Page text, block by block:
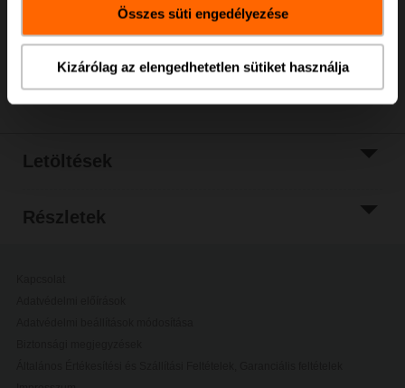
Összes süti engedélyezése
Kizárólag az elengedhetetlen sütiket használja
projektlistához
Megosztás
Részletek